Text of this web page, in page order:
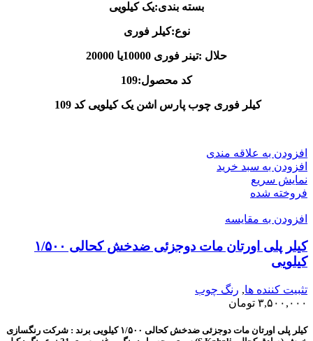
بسته بندی:یک کیلویی
نوع:کیلر فوری
حلال :تینر فوری 10000یا 20000
کد محصول:109
کیلر فوری چوب پارس اشن یک کیلویی کد 109
افزودن به علاقه مندی
افزودن به سبد خرید
نمایش سریع
فروخته شده
افزودن به مقایسه
کیلر پلی اورتان مات دوجزئی ضدخش کحالی ۱/۵۰۰
کیلویی
تثبیت کننده ها, رنگ چوب
۳,۵۰۰,۰۰۰ تومان
کیلر پلی اورتان مات دوجزئی ضدخش کحالی ۱/۵۰۰ کیلویی
برند : شرکت رنگسازی